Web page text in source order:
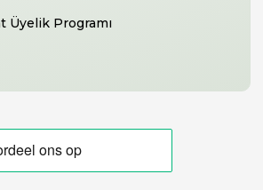
Üyelik Programı